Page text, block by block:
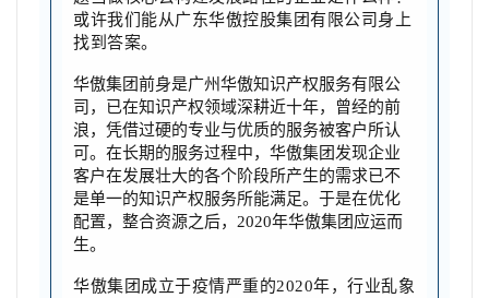
或许我们能从广东华傲控股集团有限公司身上
找到答案。
华傲集团前身是广州华傲知识产权服务有限公
司，已在知识产权领域深耕近十年，曾经的前
浪，凭借过硬的专业与优质的服务被客户所认
可。在长期的服务过程中，华傲集团发现企业
客户在发展壮大的各个阶段所产生的需求已不
是单一的知识产权服务所能满足。于是在优化
配置，整合资源之后，2020年华傲集团应运而
生。
华傲集团成立于疫情严重的2020年，行业乱象